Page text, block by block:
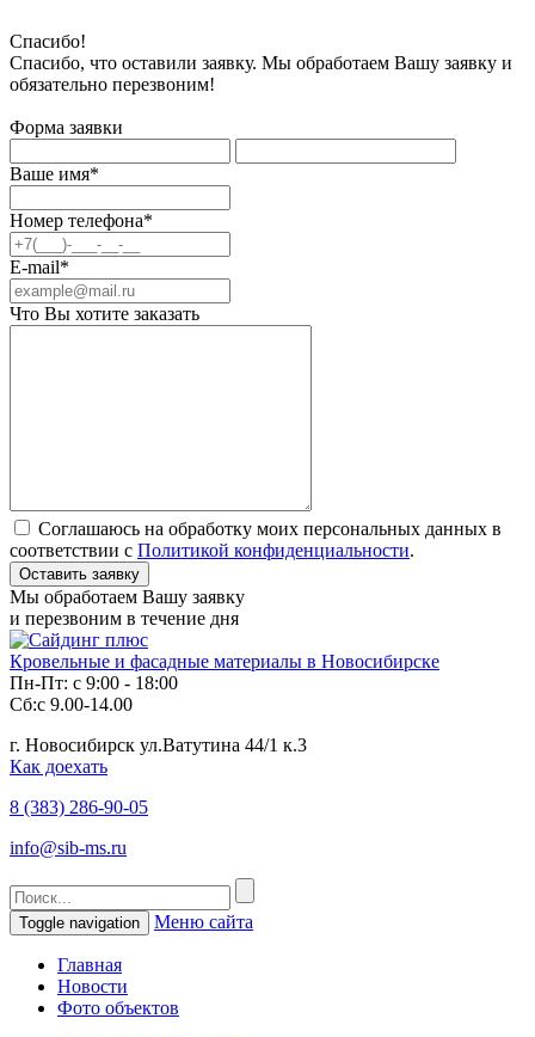
Спасибо!
Спасибо, что оставили заявку. Мы обработаем Вашу заявку и
обязательно перезвоним!
Форма заявки
Ваше имя*
Номер телефона*
E-mail*
Что Вы хотите заказать
Соглашаюсь на обработку моих персональных данных в
соответствии с Политикой конфиденциальности.
Мы обработаем Вашу заявку
и перезвоним в течение дня
Кровельные и фасадные материалы в Новосибирске
Пн-Пт: с 9:00 - 18:00
Сб:с 9.00-14.00
г. Новосибирск ул.Ватутина 44/1 к.3
Как доехать
8 (383) 286-90-05
info@sib-ms.ru
Toggle navigation Меню сайта
Главная
Новости
Фото объектов